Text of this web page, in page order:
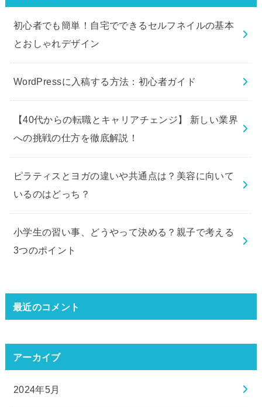
初心者でも簡単！自宅でできるセルフネイルの基本
とおしゃれデザイン
WordPressに入稿する方法：初心者ガイド
【40代からの転職とキャリアチェンジ】 新しい業界
への挑戦の仕方を徹底解説！
ピラティスとヨガの違いや共通点は？美容に向いて
いるのはどっち？
小学生の習い事、どうやって決める？親子で考える
3つのポイント
最近のコメント
アーカイブ
2024年5月